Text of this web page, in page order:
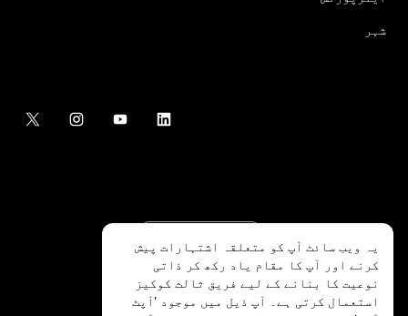
شہر
یہ ویب سائٹ آپ کو متعلقہ اشتہارات پیش
کرنے اور آپ کا مقام یاد رکھ کر ذاتی
نوعیت کا بنانے کے لیے فریق ثالث کوکیز
استعمال کرتی ہے۔ آپ ذیل میں موجود 'آپٹ